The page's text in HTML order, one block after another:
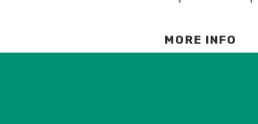
MORE INFO